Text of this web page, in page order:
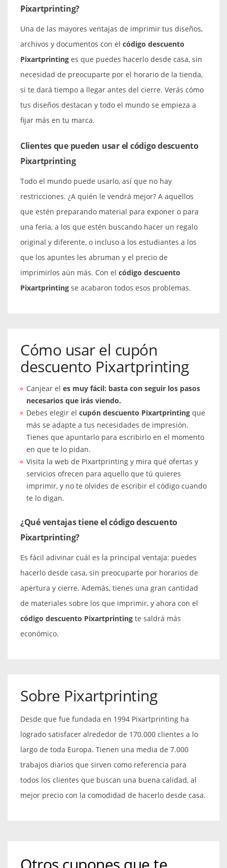
Pixartprinting?
Una de las mayores ventajas de imprimir tus diseños,
archivos y documentos con el código descuento
Pixartprinting es que puedes hacerlo desde casa, sin
necesidad de preocuparte por el horario de la tienda,
si te dará tiempo a llegar antes del cierre. Verás cómo
tus diseños destacan y todo el mundo se empieza a
fijar más en tu marca.
Clientes que pueden usar el código descuento
Pixartprinting
Todo el mundo puede usarlo, así que no hay
restricciones. ¿A quién le vendrá mejor? A aquellos
que estén preparando material para exponer o para
una feria, a los que estén buscando hacer un regalo
original y diferente, o incluso a los estudiantes a los
que los apuntes les abruman y el precio de
imprimirlos aún más. Con el código descuento
Pixartprinting se acabaron todos esos problemas.
Cómo usar el cupón
descuento Pixartprinting
Canjear el es muy fácil: basta con seguir los pasos
necesarios que irás viendo.
Debes elegir el cupón descuento Pixartprinting que
más se adapte a tus necesidades de impresión.
Tienes que apuntarlo para escribirlo en el momento
en que te lo pidan.
Visita la web de Pixartprinting y mira qué ofertas y
servicios ofrecen para aquello que tú quieres
imprimir, y no te olvides de escribir el código cuando
te lo digan.
¿Qué ventajas tiene el código descuento
Pixartprinting?
Es fácil adivinar cuál es la principal ventaja: puedes
hacerlo desde casa, sin preocuparte por horarios de
apertura y cierre. Además, tienes una gran cantidad
de materiales sobre los que imprimir, y ahora con el
código descuento Pixartprinting te saldrá más
económico.
Sobre Pixartprinting
Desde que fue fundada en 1994 Pixartprinting ha
logrado satisfacer alrededor de 170.000 clientes a lo
largo de toda Europa. Tienen una media de 7.000
trabajos diarios que sirven como referencia para
todos los clientes que buscan una buena calidad, al
mejor precio con la comodidad de hacerlo desde casa.